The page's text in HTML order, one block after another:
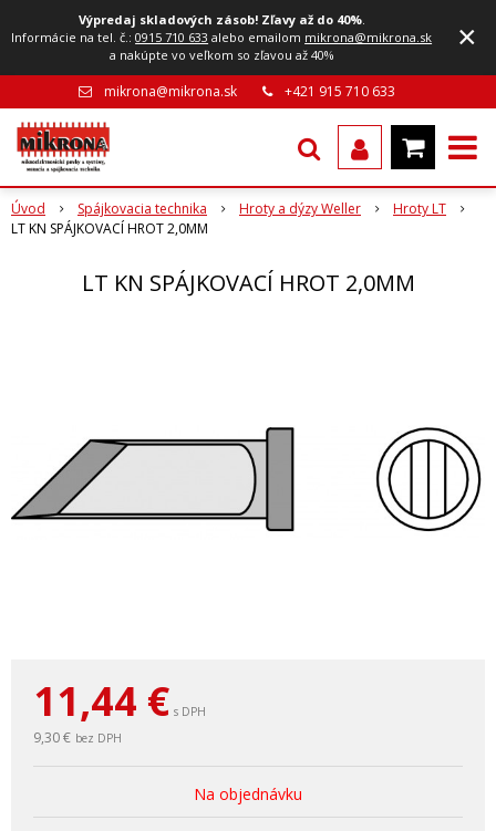
Výpredaj skladových zásob! Zľavy až do 40%.
Informácie na tel. č.:0915 710 633 alebo emailom mikrona@mikrona.sk
a nakúpte vo veľkom so zľavou až 40%
×
mikrona@mikrona.sk +421 915 710 633
Úvod Spájkovacia technika Hroty a dýzy Weller
Hroty LT
LT KN SPÁJKOVACÍ HROT 2,0MM
LT KN SPÁJKOVACÍ HROT 2,0MM
11,44 € s DPH
9,30 € bez DPH
Na objednávku